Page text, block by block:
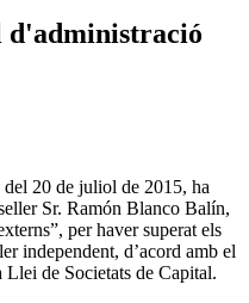
d'administració
20 de juliol de 2015, ha
Sr. Ramón Blanco Balín,
per haver superat els
independent, d’acord amb el
Llei de Societats de Capital.